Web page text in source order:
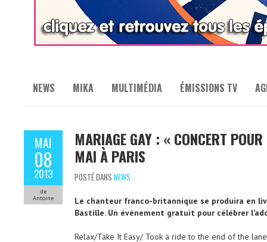
NEWS MIKA MULTIMÉDIA ÉMISSIONS TV
MAI
08
2013
de
Antoine
MARIAGE GAY : « CONCERT
MAI À PARIS
POSTÉ DANS NEWS
Le chanteur franco-britannique se produira en
Bastille. Un évènement gratuit pour célébrer
Relax/Take It Easy/ Took a ride to the end of the